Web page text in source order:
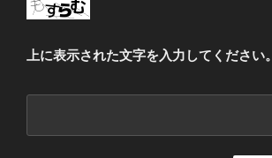
上に表示された文字を入力してください。